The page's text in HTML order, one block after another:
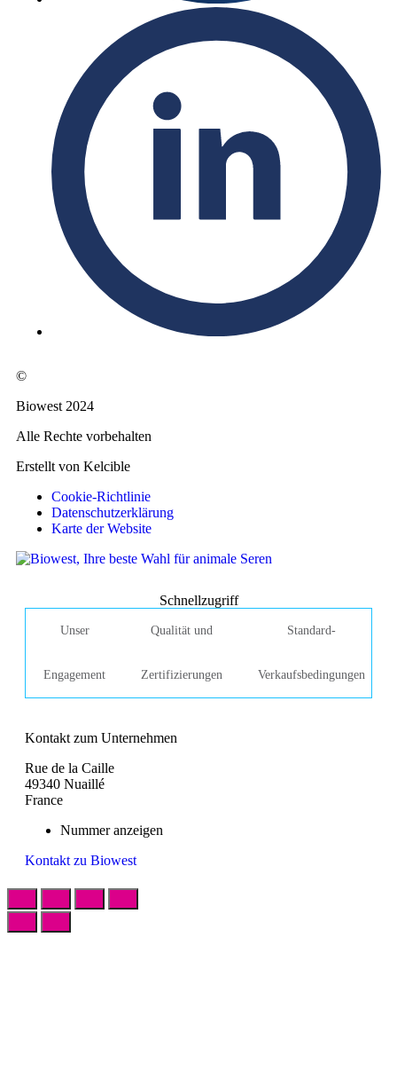
©
Biowest 2024
Alle Rechte vorbehalten
Erstellt von Kelcible
Cookie-Richtlinie
Datenschutzerklärung
Karte der Website
Schnellzugriff
Unser
Engagement
Qualität und
Zertifizierungen
Standard-
Verkaufsbedingungen
Kontakt zum Unternehmen
Rue de la Caille
49340 Nuaillé
France
Nummer anzeigen
Kontakt zu Biowest